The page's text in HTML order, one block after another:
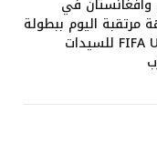
مرتقبة اليوم ببطولة
FIFA Unites للسيدات